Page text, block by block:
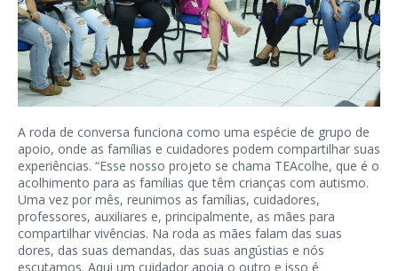
A roda de conversa funciona como uma espécie de grupo de
apoio, onde as famílias e cuidadores podem compartilhar suas
experiências. “Esse nosso projeto se chama TEAcolhe, que é o
acolhimento para as famílias que têm crianças com autismo.
Uma vez por mês, reunimos as famílias, cuidadores,
professores, auxiliares e, principalmente, as mães para
compartilhar vivências. Na roda as mães falam das suas
dores, das suas demandas, das suas angústias e nós
escutamos. Aqui um cuidador apoia o outro e isso é